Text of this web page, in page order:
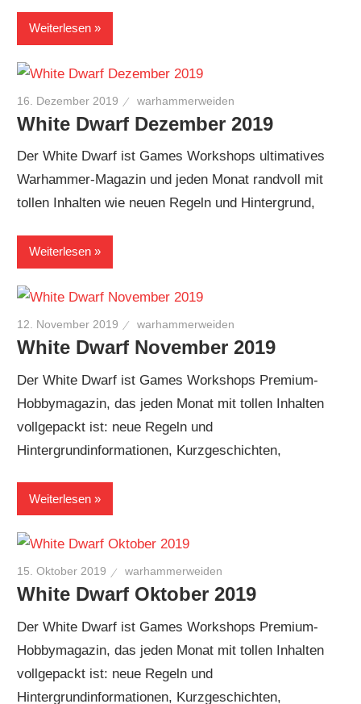
Weiterlesen
16. Dezember 2019 warhammerweiden
White Dwarf Dezember 2019
Der White Dwarf ist Games Workshops ultimatives
Warhammer-Magazin und jeden Monat randvoll mit
tollen Inhalten wie neuen Regeln und Hintergrund,
Weiterlesen
12. November 2019 warhammerweiden
White Dwarf November 2019
Der White Dwarf ist Games Workshops Premium-
Hobbymagazin, das jeden Monat mit tollen Inhalten
vollgepackt ist: neue Regeln und
Hintergrundinformationen, Kurzgeschichten,
Weiterlesen
15. Oktober 2019 warhammerweiden
White Dwarf Oktober 2019
Der White Dwarf ist Games Workshops Premium-
Hobbymagazin, das jeden Monat mit tollen Inhalten
vollgepackt ist: neue Regeln und
Hintergrundinformationen, Kurzgeschichten,